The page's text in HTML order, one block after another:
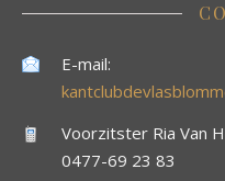
E-mail:
Voorzitster Ria Van
0477-69 23 83